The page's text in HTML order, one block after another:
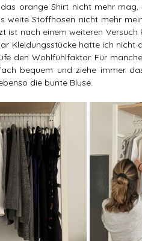
orange Shirt nicht mehr
Stoffhosen nicht mehr
nach einem weiteren Versuch
Kleidungsstücke hatte ich nicht
den Wohlfühlfaktor. Für
bequem und ziehe immer
die bunte Bluse.